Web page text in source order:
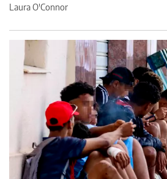
Laura O'Connor